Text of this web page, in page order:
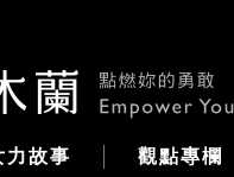
力故事 觀點專欄